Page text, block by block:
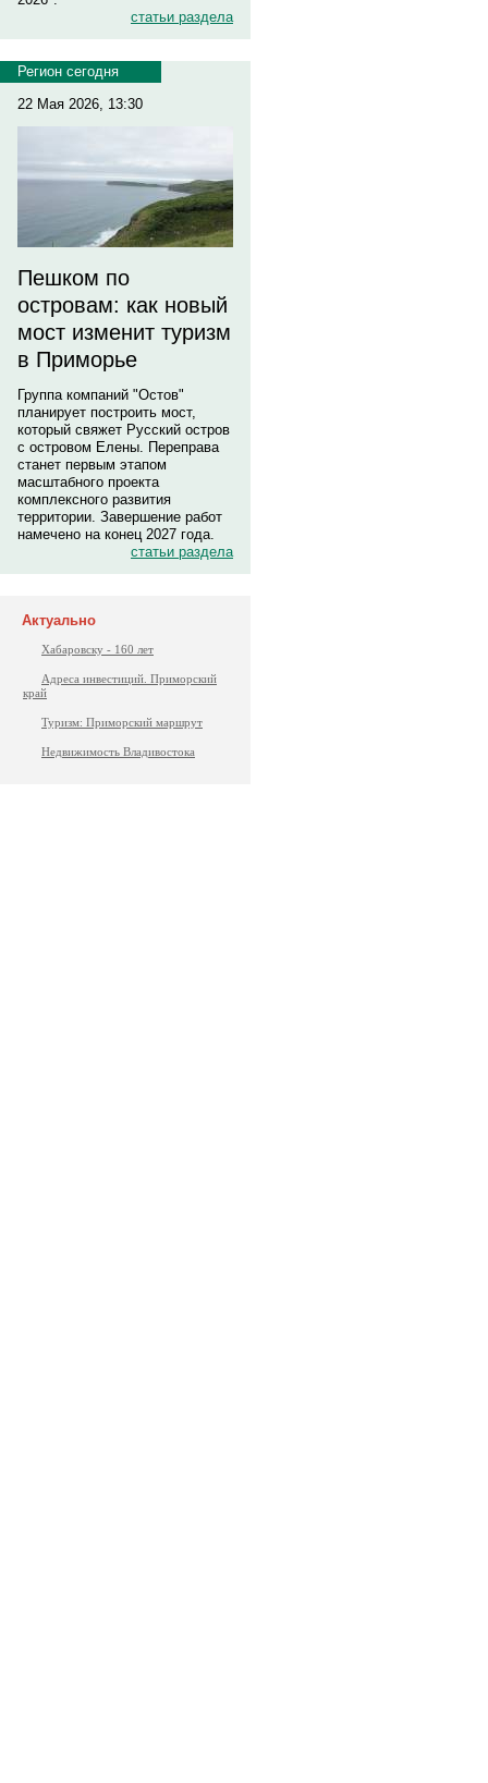
статьи раздела
Регион сегодня
22 Мая 2026, 13:30
Пешком по
островам: как новый
мост изменит туризм
в Приморье
Группа компаний "Остов"
планирует построить мост,
который свяжет Русский остров
с островом Елены. Переправа
станет первым этапом
масштабного проекта
комплексного развития
территории. Завершение работ
намечено на конец 2027 года.
статьи раздела
Актуально
Хабаровску - 160 лет
Адреса инвестиций. Приморский
край
Туризм: Приморский маршрут
Недвижимость Владивостока